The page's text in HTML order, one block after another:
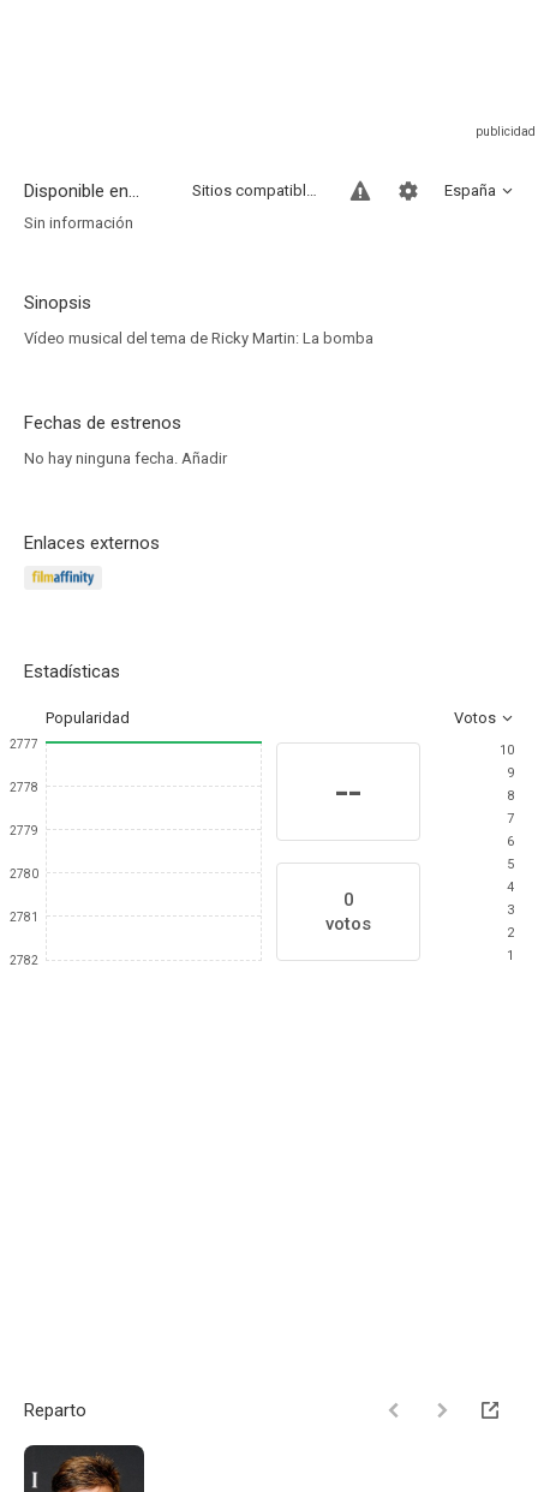
Disponible en... España
Sitios compatibles
Sin información
Sinopsis
Vídeo musical del tema de Ricky Martin: La bomba
Fechas de estrenos
No hay ninguna fecha. Añadir
Enlaces externos
Estadísticas
Popularidad Votos
2777
2778
2779
2780
2781
2782
--
0
votos
10
9
8
7
6
5
4
3
2
1
Reparto